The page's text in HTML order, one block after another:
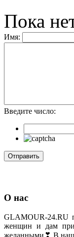
Пока
Имя:
Введите число:
О нас
GLAMOUR-24.RU
женщин и дам